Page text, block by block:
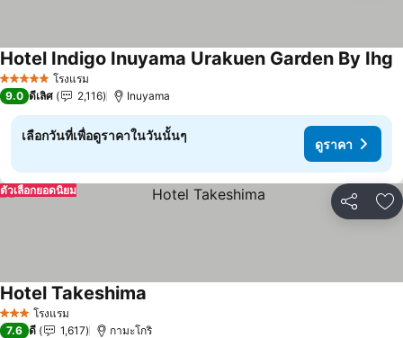
5 ดาว โรงแรม
Hotel Indigo Inuyama Urakuen Garden By Ihg
9.0 ดีเลิศ 2,116 Inuyama
เลือกวันที่เพื่อดูราคาในวันนั้นๆ
ดูราคา
แชร์ เ
ตัวเลือกยอดนิยม
3 ดาว โรงแรม
Hotel Takeshima
7.6 ดี 1,617 กามะโกริ